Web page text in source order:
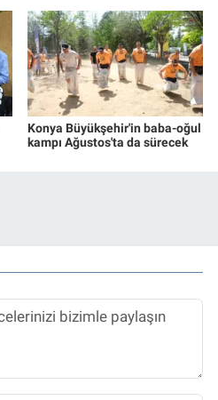
Konya Büyükşehir'in baba-oğul
kampı Ağustos'ta da sürecek